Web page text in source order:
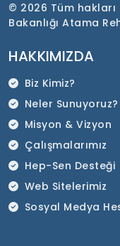
© 2026 Tüm hakları
Bakanlığı Atama
HAKKIMIZDA
Biz Kimiz?
Neler Sunuyoruz?
Misyon & Vizyon
Çalışmalarımız
Hep-Sen Desteği
Web Sitelerimiz
Sosyal Medya